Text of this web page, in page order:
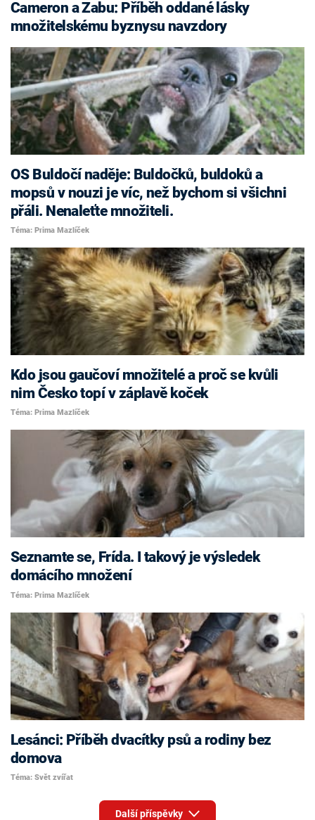
Cameron a Zabu: Příběh oddané lásky
množitelskému byznysu navzdory
OS Buldočí naděje: Buldočků, buldoků a
mopsů v nouzi je víc, než bychom si všichni
přáli. Nenaleťte množiteli.
Téma: Prima Mazlíček
Kdo jsou gaučoví množitelé a proč se kvůli
nim Česko topí v záplavě koček
Téma: Prima Mazlíček
Seznamte se, Frída. I takový je výsledek
domácího množení
Téma: Prima Mazlíček
Lesánci: Příběh dvacítky psů a rodiny bez
domova
Téma: Svět zvířat
Další příspěvky